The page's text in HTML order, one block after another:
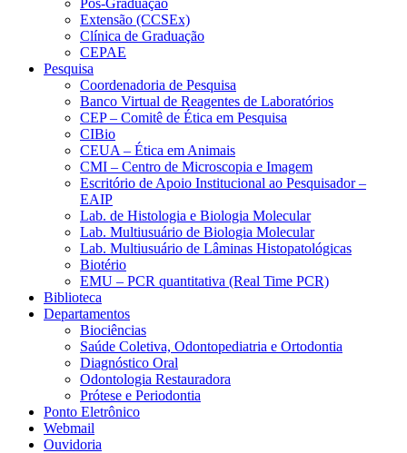
Pós-Graduação
Extensão (CCSEx)
Clínica de Graduação
CEPAE
Pesquisa
Coordenadoria de Pesquisa
Banco Virtual de Reagentes de Laboratórios
CEP – Comitê de Ética em Pesquisa
CIBio
CEUA – Ética em Animais
CMI – Centro de Microscopia e Imagem
Escritório de Apoio Institucional ao Pesquisador –
EAIP
Lab. de Histologia e Biologia Molecular
Lab. Multiusuário de Biologia Molecular
Lab. Multiusuário de Lâminas Histopatológicas
Biotério
EMU – PCR quantitativa (Real Time PCR)
Biblioteca
Departamentos
Biociências
Saúde Coletiva, Odontopediatria e Ortodontia
Diagnóstico Oral
Odontologia Restauradora
Prótese e Periodontia
Ponto Eletrônico
Webmail
Ouvidoria